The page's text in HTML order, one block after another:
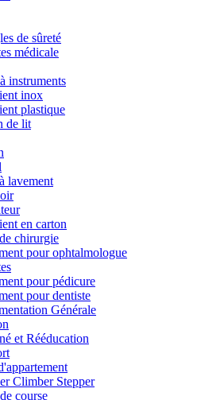
de sûreté
médicale
instruments
inox
plastique
de lit
lavement
en carton
chirurgie
pour ophtalmologue
pour pédicure
pour dentiste
Générale
et Rééducation
Climber Stepper
course